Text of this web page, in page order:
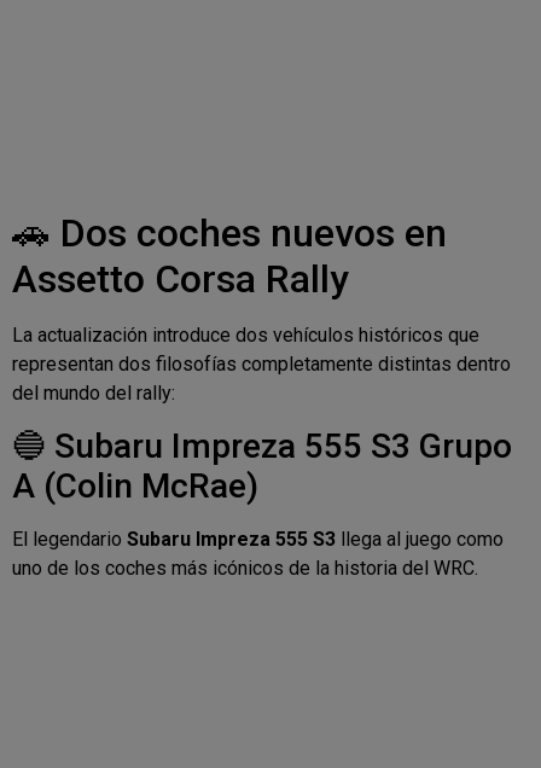
🚗 Dos coches nuevos en
Assetto Corsa Rally
La actualización introduce dos vehículos históricos que
representan dos filosofías completamente distintas dentro
del mundo del rally:
🔵 Subaru Impreza 555 S3 Grupo
A (Colin McRae)
El legendario Subaru Impreza 555 S3 llega al juego como
uno de los coches más icónicos de la historia del WRC.